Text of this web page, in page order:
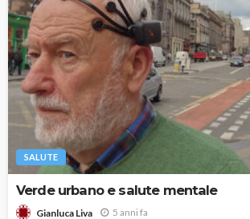
SALUTE
Verde urbano e salute mentale
Gianluca Liva 5 anni fa